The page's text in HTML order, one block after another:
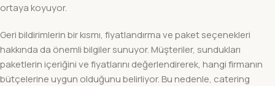
ortaya koyuyor.
Geri bildirimlerin bir kısmı, fiyatlandırma ve paket seçenekleri
hakkında da önemli bilgiler sunuyor. Müşteriler, sundukları
paketlerin içeriğini ve fiyatlarını değerlendirerek, hangi firmanın
bütçelerine uygun olduğunu belirliyor. Bu nedenle, catering